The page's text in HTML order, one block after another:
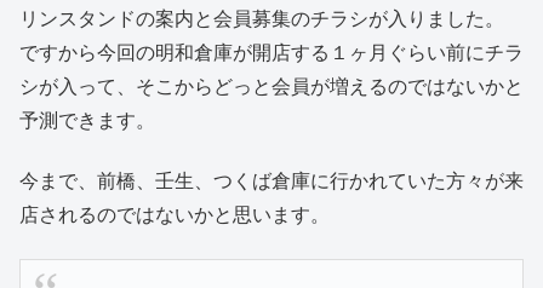
リンスタンドの案内と会員募集のチラシが入りました。
ですから今回の明和倉庫が開店する１ヶ月ぐらい前にチラ
シが入って、そこからどっと会員が増えるのではないかと
予測できます。
今まで、前橋、壬生、つくば倉庫に行かれていた方々が来
店されるのではないかと思います。